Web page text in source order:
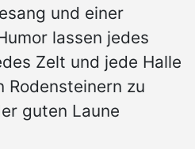
und einer
lassen jedes
Zelt und jede Halle
Rodensteinern zu
guten Laune